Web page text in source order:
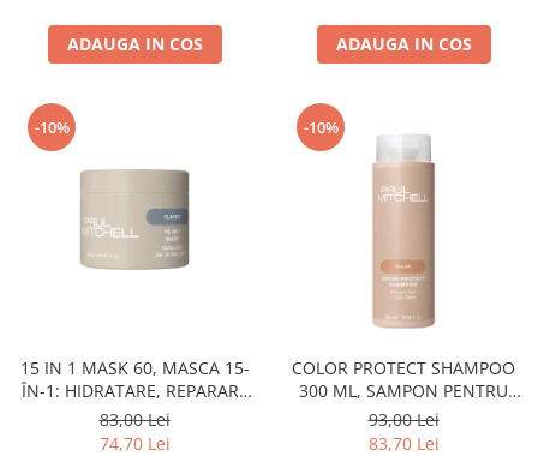
ADAUGA IN COS ADAUGA IN COS
-10%
15 IN 1 MASK 60, MASCA 15-
ÎN-1: HIDRATARE, REPARARE
ȘI STRĂLUCIRE INSTANTĂ ML
PM
83,00 Lei
74,70 Lei
-10%
COLOR PROTECT SHAMPOO
300 ML, SAMPON PENTRU
PROTECTIA CULORII NEW PM
93,00 Lei
83,70 Lei